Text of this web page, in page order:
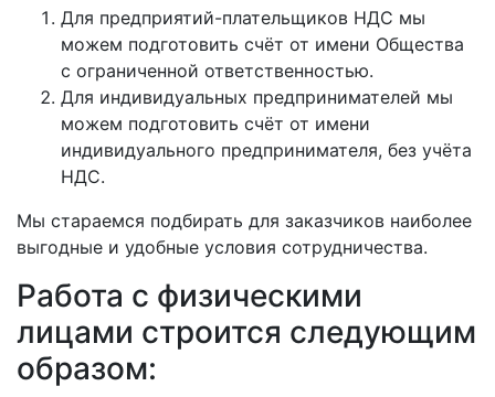
Для предприятий-плательщиков НДС мы
можем подготовить счёт от имени Общества
с ограниченной ответственностью.
Для индивидуальных предпринимателей мы
можем подготовить счёт от имени
индивидуального предпринимателя, без учёта
НДС.
Мы стараемся подбирать для заказчиков наиболее
выгодные и удобные условия сотрудничества.
Работа с физическими
лицами строится следующим
образом: